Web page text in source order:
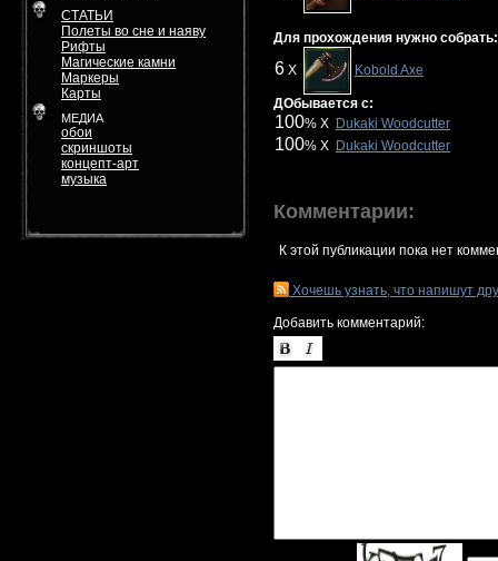
СТАТЬИ
Полеты во сне и наяву
Рифты
Магические камни
Маркеры
Карты
МЕДИА
обои
скриншоты
концепт-арт
музыка
Для прохождения нужно собрать:
6 X Kobold Axe
ДОбывается с:
100% X Dukaki Woodcutter
100% X Dukaki Woodcutter
Комментарии:
К этой публикации пока нет
Хочешь узнать, что напишут
Добавить комментарий: